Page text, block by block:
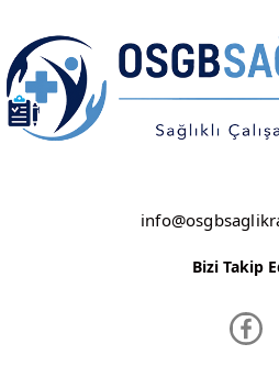
OSMANİYE
RİZE
SAKARYA
Bizi Takip